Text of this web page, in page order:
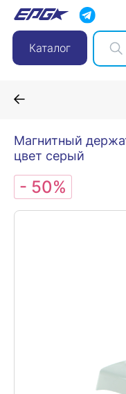
Каталог
Магнитный
цвет серый
- 50%